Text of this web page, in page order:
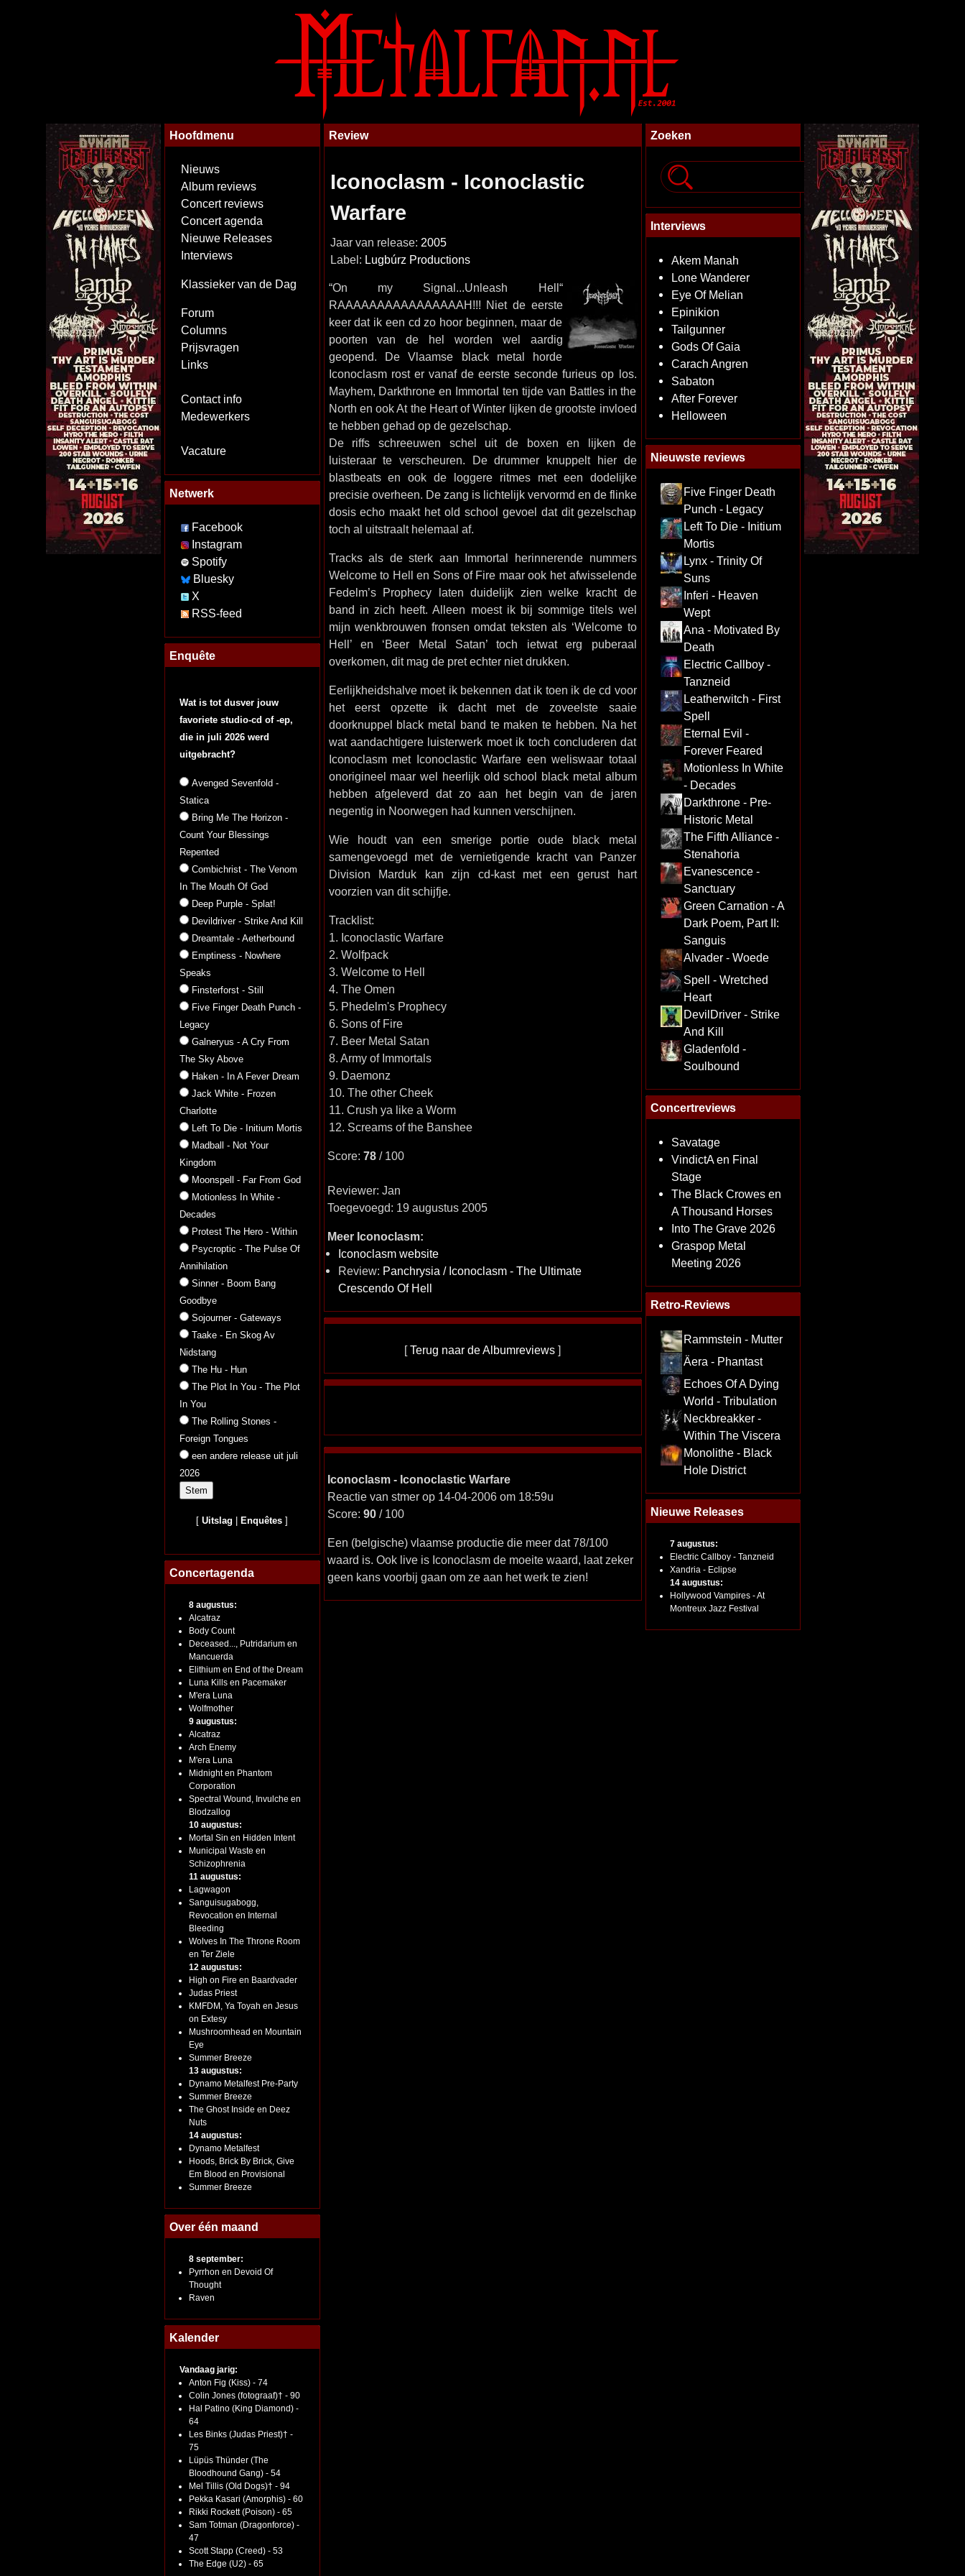
Hoofdmenu
Nieuws
Album reviews
Concert reviews
Concert agenda
Nieuwe Releases
Interviews
Klassieker van de Dag
Forum
Columns
Prijsvragen
Links
Contact info
Medewerkers
Vacature
Netwerk
Facebook
Instagram
Spotify
Bluesky
X
RSS-feed
Enquête
Wat is tot dusver jouw
favoriete studio-cd of -ep,
die in juli 2026 werd
uitgebracht?
Avenged Sevenfold -
Statica
Bring Me The Horizon -
Count Your Blessings
Repented
Combichrist - The Venom
In The Mouth Of God
Deep Purple - Splat!
Devildriver - Strike And Kill
Dreamtale - Aetherbound
Emptiness - Nowhere
Speaks
Finsterforst - Still
Five Finger Death Punch -
Legacy
Galneryus - A Cry From
The Sky Above
Haken - In A Fever Dream
Jack White - Frozen
Charlotte
Left To Die - Initium Mortis
Madball - Not Your
Kingdom
Moonspell - Far From God
Motionless In White -
Decades
Protest The Hero - Within
Psycroptic - The Pulse Of
Annihilation
Sinner - Boom Bang
Goodbye
Sojourner - Gateways
Taake - En Skog Av
Nidstang
The Hu - Hun
The Plot In You - The Plot
In You
The Rolling Stones -
Foreign Tongues
een andere release uit juli
2026
[Uitslag Enquêtes ]
Concertagenda
8 augustus:
Alcatraz
Body Count
Deceased..., Putridarium en
Mancuerda
Elithium en End of the Dream
Luna Kills en Pacemaker
M'era Luna
Wolfmother
9 augustus:
Alcatraz
Arch Enemy
M'era Luna
Midnight en Phantom
Corporation
Spectral Wound, Invulche en
Blodzallog
10 augustus:
Mortal Sin en Hidden Intent
Municipal Waste en
Schizophrenia
11 augustus:
Lagwagon
Sanguisugabogg,
Revocation en Internal
Bleeding
Wolves In The Throne Room
en Ter Ziele
12 augustus:
High on Fire en Baardvader
Judas Priest
KMFDM, Ya Toyah en Jesus
on Extesy
Mushroomhead en Mountain
Eye
Summer Breeze
13 augustus:
Dynamo Metalfest Pre-Party
Summer Breeze
The Ghost Inside en Deez
Nuts
14 augustus:
Dynamo Metalfest
Hoods, Brick By Brick, Give
Em Blood en Provisional
Summer Breeze
Over één maand
8 september:
Pyrrhon en Devoid Of
Thought
Raven
Kalender
Vandaag jarig:
Anton Fig (Kiss) - 74
Colin Jones (fotograaf)† - 90
Hal Patino (King Diamond) -
64
Les Binks (Judas Priest)† -
75
Lüpüs Thünder (The
Bloodhound Gang) - 54
Mel Tillis (Old Dogs)† - 94
Pekka Kasari (Amorphis) - 60
Rikki Rockett (Poison) - 65
Sam Totman (Dragonforce) -
47
Scott Stapp (Creed) - 53
The Edge (U2) - 65
Review
Iconoclasm - Iconoclastic
Warfare
Jaar van release: 2005
Label: Lugbúrz Productions
“On my Signal...Unleash Hell“
RAAAAAAAAAAAAAAAAH!!! Niet de eerste
keer dat ik een cd zo hoor beginnen, maar de
poorten van de hel worden wel aardig
geopend. De Vlaamse black metal horde
Iconoclasm rost er vanaf de eerste seconde furieus op los.
Mayhem, Darkthrone en Immortal ten tijde van Battles in the
North en ook At the Heart of Winter lijken de grootste invloed
te hebben gehad op de gezelschap.
De riffs schreeuwen schel uit de boxen en lijken de
luisteraar te verscheuren. De drummer knuppelt hier de
blastbeats en ook de loggere ritmes met een dodelijke
precisie overheen. De zang is lichtelijk vervormd en de flinke
dosis echo maakt het old school gevoel dat dit gezelschap
toch al uitstraalt helemaal af.
Tracks als de sterk aan Immortal herinnerende nummers
Welcome to Hell en Sons of Fire maar ook het afwisselende
Fedelm’s Prophecy laten duidelijk zien welke kracht de
band in zich heeft. Alleen moest ik bij sommige titels wel
mijn wenkbrouwen fronsen omdat teksten als ‘Welcome to
Hell’ en ‘Beer Metal Satan’ toch ietwat erg puberaal
overkomen, dit mag de pret echter niet drukken.
Eerlijkheidshalve moet ik bekennen dat ik toen ik de cd voor
het eerst opzette ik dacht met de zoveelste saaie
doorknuppel black metal band te maken te hebben. Na het
wat aandachtigere luisterwerk moet ik toch concluderen dat
Iconoclasm met Iconoclastic Warfare een weliswaar totaal
onorigineel maar wel heerlijk old school black metal album
hebben afgeleverd dat zo aan het begin van de jaren
negentig in Noorwegen had kunnen verschijnen.
Wie houdt van een smerige portie oude black metal
samengevoegd met de vernietigende kracht van Panzer
Division Marduk kan zijn cd-kast met een gerust hart
voorzien van dit schijfje.
Tracklist:
1. Iconoclastic Warfare
2. Wolfpack
3. Welcome to Hell
4. The Omen
5. Phedelm's Prophecy
6. Sons of Fire
7. Beer Metal Satan
8. Army of Immortals
9. Daemonz
10. The other Cheek
11. Crush ya like a Worm
12. Screams of the Banshee
Score: 78/ 100
Reviewer: Jan
Toegevoegd: 19 augustus 2005
Meer Iconoclasm:
Iconoclasm website
Review: Panchrysia / Iconoclasm - The Ultimate
Crescendo Of Hell
[Terug naar de Albumreviews ]
Iconoclasm - Iconoclastic Warfare
Reactie van stmer op 14-04-2006 om 18:59u
Score: 90/ 100
Een (belgische) vlaamse productie die meer dat 78/100
waard is. Ook live is Iconoclasm de moeite waard, laat zeker
geen kans voorbij gaan om ze aan het werk te zien!
Zoeken
Interviews
Akem Manah
Lone Wanderer
Eye Of Melian
Epinikion
Tailgunner
Gods Of Gaia
Carach Angren
Sabaton
After Forever
Helloween
Nieuwste reviews
Five Finger Death
Punch - Legacy
Left To Die - Initium
Mortis
Lynx - Trinity Of
Suns
Inferi - Heaven
Wept
Ana - Motivated By
Death
Electric Callboy -
Tanzneid
Leatherwitch - First
Spell
Eternal Evil -
Forever Feared
Motionless In White
- Decades
Darkthrone - Pre-
Historic Metal
The Fifth Alliance -
Stenahoria
Evanescence -
Sanctuary
Green Carnation - A
Dark Poem, Part II:
Sanguis
Alvader - Woede
Spell - Wretched
Heart
DevilDriver - Strike
And Kill
Gladenfold -
Soulbound
Concertreviews
Savatage
VindictA en Final
Stage
The Black Crowes en
A Thousand Horses
Into The Grave 2026
Graspop Metal
Meeting 2026
Retro-Reviews
Rammstein - Mutter
Äera - Phantast
Echoes Of A Dying
World - Tribulation
Neckbreakker -
Within The Viscera
Monolithe - Black
Hole District
Nieuwe Releases
7 augustus:
Electric Callboy - Tanzneid
Xandria - Eclipse
14 augustus:
Hollywood Vampires - At
Montreux Jazz Festival